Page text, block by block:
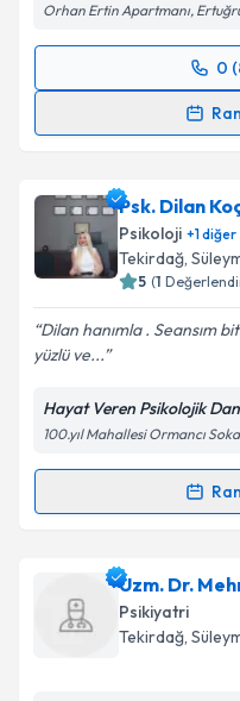
Orhan Ertin Apartmanı,
0
Randevu
randevu almanız için
posta ile
E-posta Adresiniz
Metni'ni okudum
kapsamda
Psk. Dilan
Psikoloji +1diğer
Tekirdağ,
5 (1
Dilan hanımla . Seansım
yüzlü ve...
Hayat Veren Psikolojik
100.yıl Mahallesi Ormancı
Randevu
Psk. Dilan Koçer
oluşturun. Size bu
takvim
Uzm. Dr.
Psikiyatri
Tekirdağ,